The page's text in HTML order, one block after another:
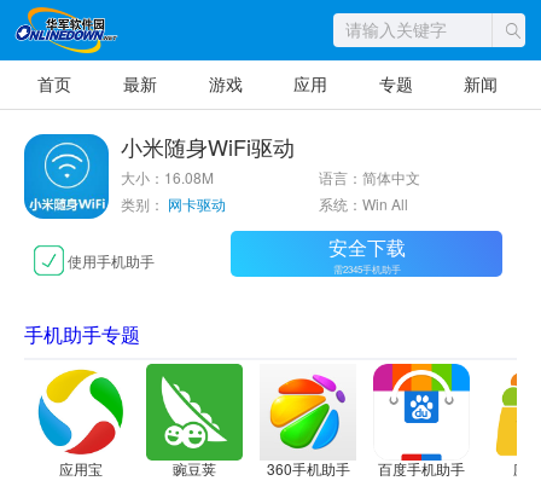
首页 最新 游戏 应用 专题 新闻
小米随身WiFi驱动
大小：16.08M
语言：简体中文
类别： 网卡驱动 系统：Win All
使用手机助手 安全下载
需2345手机助手
手机助手专题
应用宝 豌豆荚 360手机助手 百度手机助手 应